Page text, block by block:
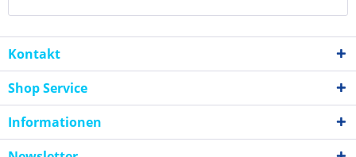
Kontakt
Shop Service
Informationen